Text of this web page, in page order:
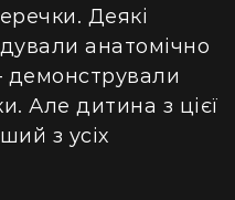
Деякі
анатомічно
демонстрували
Але дитина з цієї
з усіх